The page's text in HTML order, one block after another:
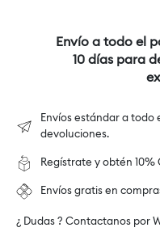
Envío a todo el
10 días para
Envíos estándar a todo
devoluciones.
Regístrate y obtén
Envíos gratis en
¿ Dudas ? Contactanos por